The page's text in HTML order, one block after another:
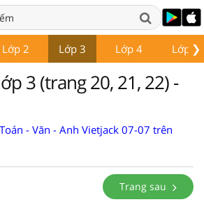
❯
Lớp 2 Lớp 3 Lớp 4 Lớp 5
3 (trang 20, 21, 22) -
- Văn - Anh Vietjack 07-07 trên
Trang sau